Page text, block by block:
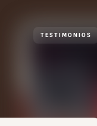
TESTIMONIOS